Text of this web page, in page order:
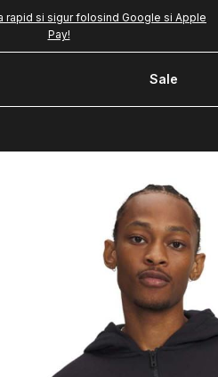
rapid si sigur folosind Google si Apple
Pay!
Sale